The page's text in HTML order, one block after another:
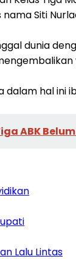
Siti
dunia
hal
ABK
Lalu Lintas